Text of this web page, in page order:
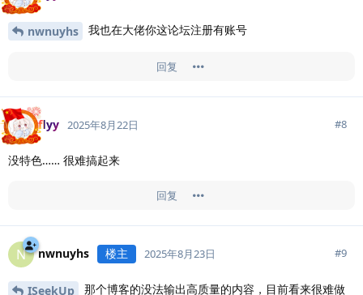
nwnuyhs 我也在大佬你这论坛注册有账号
回复
flyy 2025年8月22日 #8
没特色…… 很难搞起来
回复
N nwnuyhs 楼主 2025年8月23日 #9
ISeekUp
那个博客的没法输出高质量的内容，目前看来很难做